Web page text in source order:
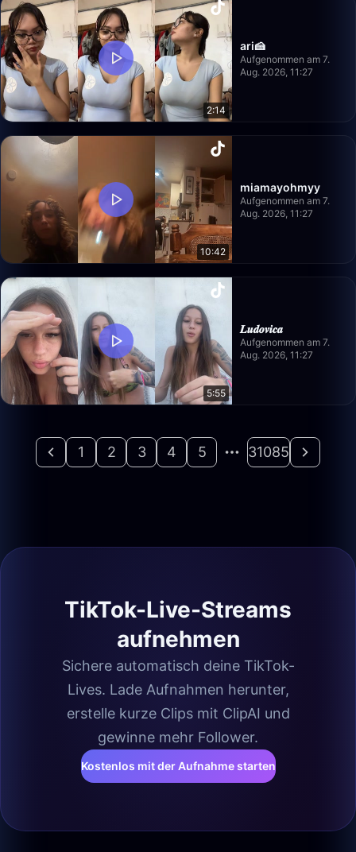
2:14
ari🍰
Aufgenommen am 7.
Aug. 2026, 11:27
10:42
miamayohmyy
Aufgenommen am 7.
Aug. 2026, 11:27
5:55
𝑳𝒖𝒅𝒐𝒗𝒊𝒄𝒂
Aufgenommen am 7.
Aug. 2026, 11:27
1 2 3 4 5 31085
TikTok-Live-Streams
aufnehmen
Sichere automatisch deine TikTok-
Lives. Lade Aufnahmen herunter,
erstelle kurze Clips mit ClipAI und
gewinne mehr Follower.
Kostenlos mit der Aufnahme starten